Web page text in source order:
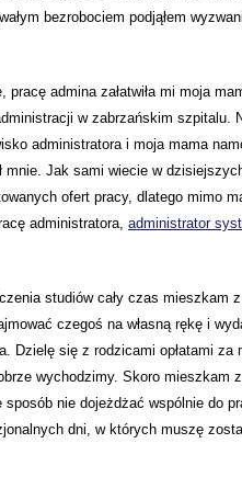
bezrobociem podjąłem
pracę admina załatwiła mi moja
w zabrzańskim szpitalu.
administratora i moja mama
mnie. Jak sami wiecie w
ofert pracy, dlatego mimo
administratora, administrator
studiów cały czas mieszkam
czegoś na własną rękę i
Dzielę się z rodzicami opłatami za
wychodzimy. Skoro mieszkam
nie dojeżdżać wspólnie do
dni, w których muszę